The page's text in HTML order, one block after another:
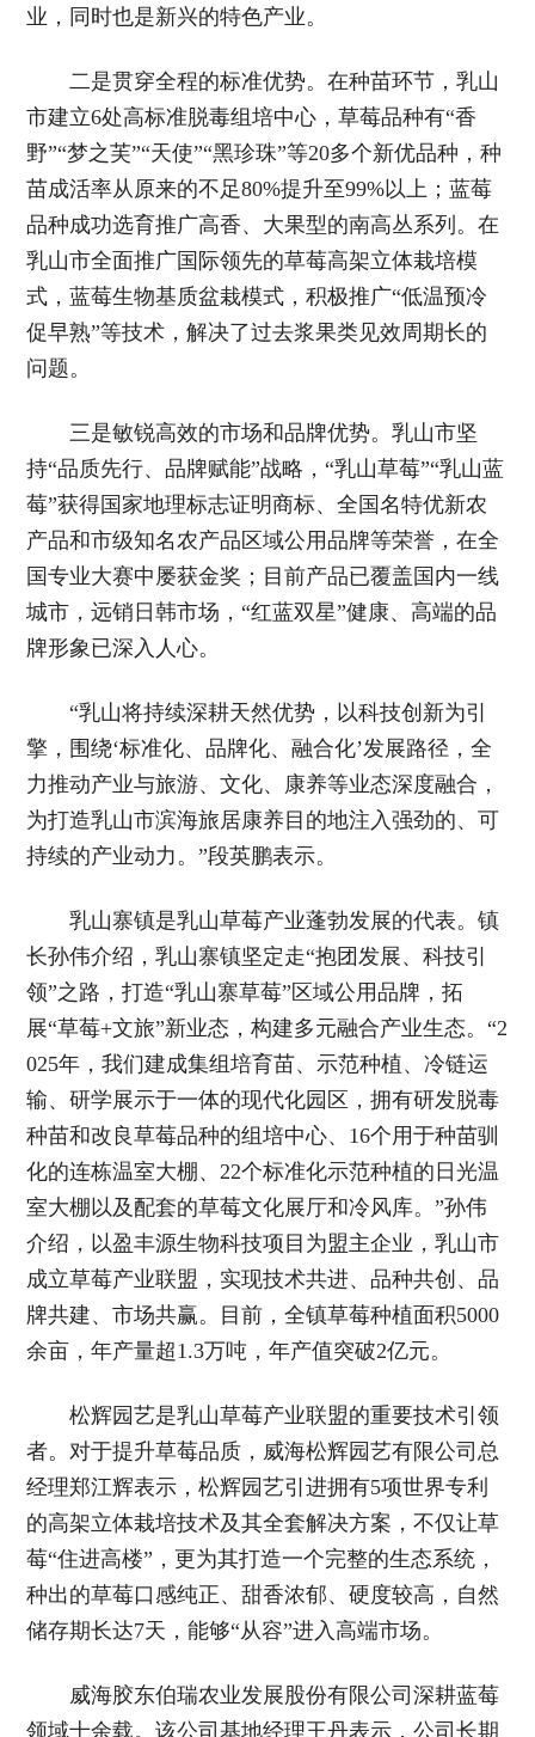
业，同时也是新兴的特色产业。
二是贯穿全程的标准优势。在种苗环节，乳山
市建立6处高标准脱毒组培中心，草莓品种有“香
野”“梦之芙”“天使”“黑珍珠”等20多个新优品种，种
苗成活率从原来的不足80%提升至99%以上；蓝莓
品种成功选育推广高香、大果型的南高丛系列。在
乳山市全面推广国际领先的草莓高架立体栽培模
式，蓝莓生物基质盆栽模式，积极推广“低温预冷
促早熟”等技术，解决了过去浆果类见效周期长的
问题。
三是敏锐高效的市场和品牌优势。乳山市坚
持“品质先行、品牌赋能”战略，“乳山草莓”“乳山蓝
莓”获得国家地理标志证明商标、全国名特优新农
产品和市级知名农产品区域公用品牌等荣誉，在全
国专业大赛中屡获金奖；目前产品已覆盖国内一线
城市，远销日韩市场，“红蓝双星”健康、高端的品
牌形象已深入人心。
“乳山将持续深耕天然优势，以科技创新为引
擎，围绕‘标准化、品牌化、融合化’发展路径，全
力推动产业与旅游、文化、康养等业态深度融合，
为打造乳山市滨海旅居康养目的地注入强劲的、可
持续的产业动力。”段英鹏表示。
乳山寨镇是乳山草莓产业蓬勃发展的代表。镇
长孙伟介绍，乳山寨镇坚定走“抱团发展、科技引
领”之路，打造“乳山寨草莓”区域公用品牌，拓
展“草莓+文旅”新业态，构建多元融合产业生态。“2
025年，我们建成集组培育苗、示范种植、冷链运
输、研学展示于一体的现代化园区，拥有研发脱毒
种苗和改良草莓品种的组培中心、16个用于种苗驯
化的连栋温室大棚、22个标准化示范种植的日光温
室大棚以及配套的草莓文化展厅和冷风库。”孙伟
介绍，以盈丰源生物科技项目为盟主企业，乳山市
成立草莓产业联盟，实现技术共进、品种共创、品
牌共建、市场共赢。目前，全镇草莓种植面积5000
余亩，年产量超1.3万吨，年产值突破2亿元。
松辉园艺是乳山草莓产业联盟的重要技术引领
者。对于提升草莓品质，威海松辉园艺有限公司总
经理郑江辉表示，松辉园艺引进拥有5项世界专利
的高架立体栽培技术及其全套解决方案，不仅让草
莓“住进高楼”，更为其打造一个完整的生态系统，
种出的草莓口感纯正、甜香浓郁、硬度较高，自然
储存期长达7天，能够“从容”进入高端市场。
威海胶东伯瑞农业发展股份有限公司深耕蓝莓
领域十余载。该公司基地经理王丹表示，公司长期